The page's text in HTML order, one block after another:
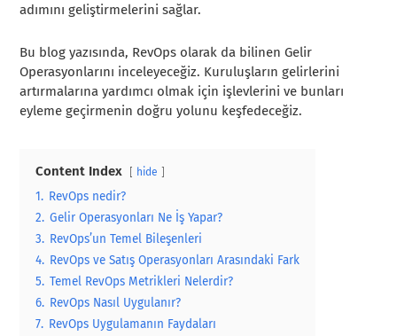
adımını geliştirmelerini sağlar.
Bu blog yazısında, RevOps olarak da bilinen Gelir
Operasyonlarını inceleyeceğiz. Kuruluşların gelirlerini
artırmalarına yardımcı olmak için işlevlerini ve bunları
eyleme geçirmenin doğru yolunu keşfedeceğiz.
Content Index hide
1. RevOps nedir?
2. Gelir Operasyonları Ne İş Yapar?
3. RevOps’un Temel Bileşenleri
4. RevOps ve Satış Operasyonları Arasındaki Fark
5. Temel RevOps Metrikleri Nelerdir?
6. RevOps Nasıl Uygulanır?
7. RevOps Uygulamanın Faydaları